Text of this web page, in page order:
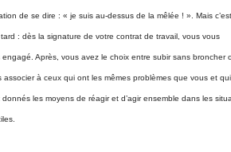
de se dire : « je suis au-dessus de la mêlée ! ». Mais c’est
: dès la signature de votre contrat de travail, vous vous
engagé. Après, vous avez le choix entre subir sans broncher
associer à ceux qui ont les mêmes problèmes que vous et
donnés les moyens de réagir et d’agir ensemble dans les